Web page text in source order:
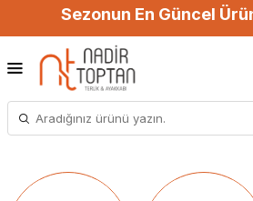
Sezonun En Güncel